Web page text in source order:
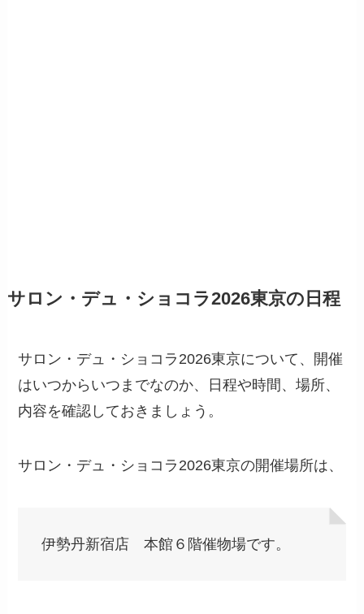
サロン・デュ・ショコラ2026東京の日程
サロン・デュ・ショコラ2026東京について、開催
はいつからいつまでなのか、日程や時間、場所、
内容を確認しておきましょう。
サロン・デュ・ショコラ2026東京の開催場所は、
伊勢丹新宿店 本館６階催物場です。